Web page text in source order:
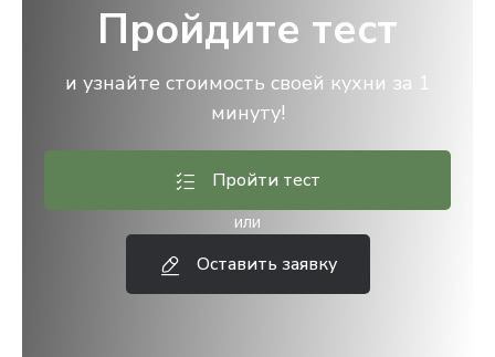
Пройдите тест
и узнайте стоимость своей кухни за 1
минуту!
Пройти тест
или
Оставить заявку